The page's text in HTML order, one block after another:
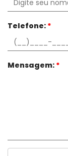
Telefone: *
Mensagem: *